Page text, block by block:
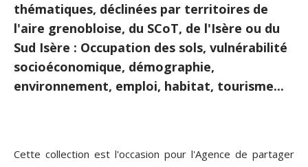
thématiques, déclinées par territoires de
l'aire grenobloise, du SCoT, de l'Isère ou du
Sud Isère : Occupation des sols, vulnérabilité
socioéconomique, démographie,
environnement, emploi, habitat, tourisme...
Cette collection est l'occasion pour l'Agence de partager